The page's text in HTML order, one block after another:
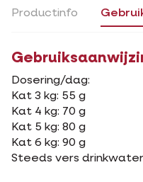
Productinfo
Dosering/dag:
Kat 3 kg: 55 g
Kat 4 kg: 70 g
Kat 5 kg: 80 g
Kat 6 kg: 90 g
Steeds vers